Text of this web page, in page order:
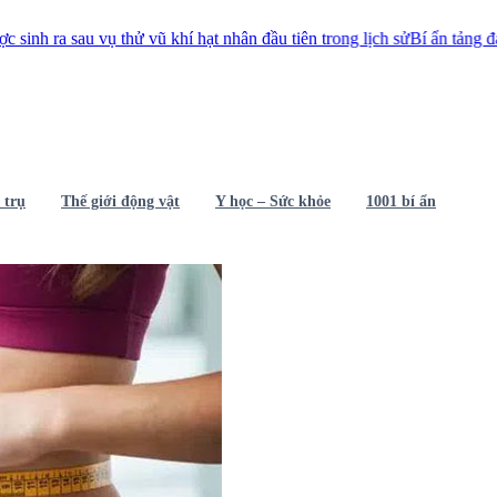
vụ thử vũ khí hạt nhân đầu tiên trong lịch sửBí ẩn tảng đá 250 tấn
trụ Thế giới động vật Y học – Sức khỏe 1001 bí ẩn